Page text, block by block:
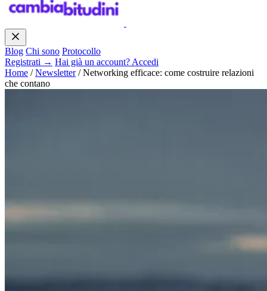
Blog Chi sono Protocollo
Registrati → Hai già un account? Accedi
Home / Newsletter / Networking efficace: come costruire relazioni
che contano